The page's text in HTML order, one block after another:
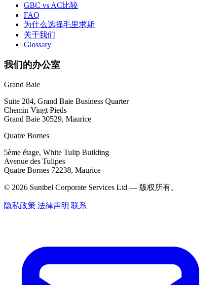
GBC vs AC比较
FAQ
为什么选择毛里求斯
关于我们
Glossary
我们的办公室
Grand Baie
Suite 204, Grand Baie Business Quarter
Chemin Vingt Pieds
Grand Baie 30529, Maurice
Quatre Bornes
5ème étage, White Tulip Building
Avenue des Tulipes
Quatre Bornes 72238, Maurice
© 2026 Sunibel Corporate Services Ltd — 版权所有。
隐私政策 法律声明 联系